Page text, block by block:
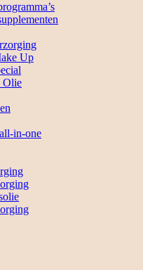
Up
Olie
in-one